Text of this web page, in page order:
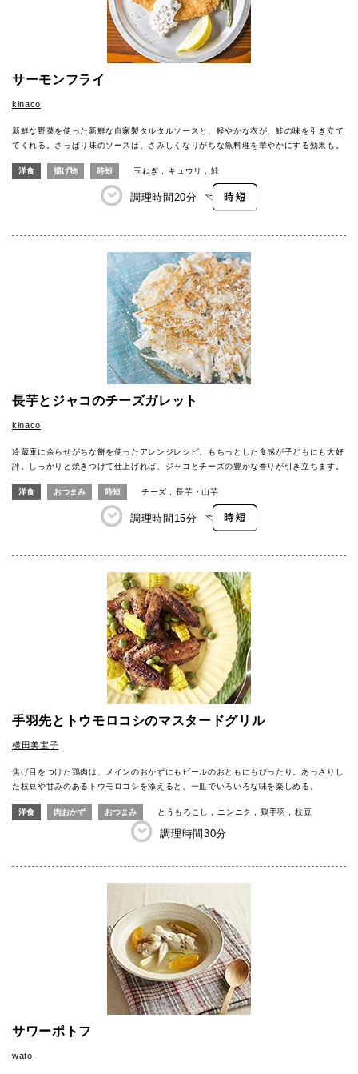
サーモンフライ
kinaco
新鮮な野菜を使った新鮮な自家製タルタルソースと、軽やかな衣が、鮭の味を引き立て
てくれる。さっぱり味のソースは、さみしくなりがちな魚料理を華やかにする効果も。
洋食 揚げ物 時短 玉ねぎ キュウリ 鮭
調理時間 20分
長芋とジャコのチーズガレット
kinaco
冷蔵庫に余らせがちな餅を使ったアレンジレシピ。もちっとした食感が子どもにも大好
評。しっかりと焼きつけて仕上げれば、ジャコとチーズの豊かな香りが引き立ちます。
洋食 おつまみ 時短 チーズ 長芋・山芋
調理時間 15分
手羽先とトウモロコシのマスタードグリル
横田美宝子
焦げ目をつけた鶏肉は、メインのおかずにもビールのおともにもぴったり。あっさりし
た枝豆や甘みのあるトウモロコシを添えると、一皿でいろいろな味を楽しめる。
洋食 肉おかず おつまみ とうもろこし ニンニク 鶏手羽 枝豆
調理時間30分
サワーポトフ
wato